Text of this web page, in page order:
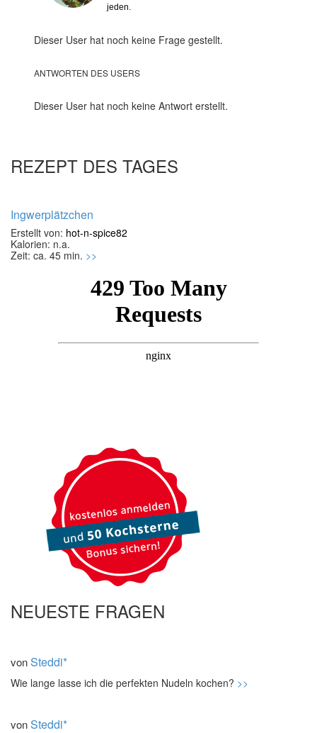
jeden.
Dieser User hat noch keine Frage gestellt.
ANTWORTEN DES USERS
Dieser User hat noch keine Antwort erstellt.
REZEPT DES TAGES
Ingwerplätzchen
Erstellt von: hot-n-spice82
Kalorien: n.a.
Zeit: ca. 45 min. >>
NEUESTE FRAGEN
vonSteddi*
Wie lange lasse ich die perfekten Nudeln kochen? >>
vonSteddi*